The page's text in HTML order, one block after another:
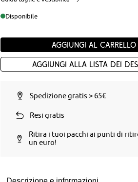
Disponibile
Aggiungi al carrello
Aggiungi alla Lista dei
Spedizione gratis > 65€
Resi gratis
Ritira i tuoi pacchi ai punti di
un euro!